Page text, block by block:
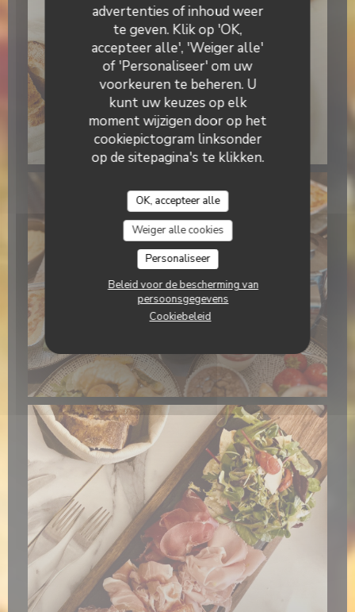
advertenties of inhoud weer
te geven. Klik op 'OK,
accepteer alle', 'Weiger alle'
of 'Personaliseer' om uw
voorkeuren te beheren. U
kunt uw keuzes op elk
moment wijzigen door op het
cookiepictogram linksonder
op de sitepagina's te klikken.
OK, accepteer alle
Weiger alle cookies
Personaliseer
Beleid voor de bescherming van
persoonsgegevens
Cookiebeleid